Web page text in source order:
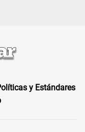
y Estándares